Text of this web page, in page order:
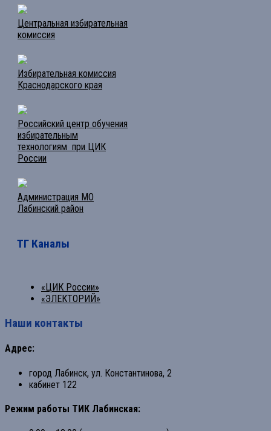
Центральная избирательная
комиссия
Избирательная комиссия
Краснодарского края
Российский центр обучения
избирательным
технологиям при ЦИК
России
Администрация МО
Лабинский район
ТГ Каналы
«ЦИК России»
«ЭЛЕКТОРИЙ»
Наши контакты
Адрес:
город Лабинск, ул. Константинова, 2
кабинет 122
Режим работы ТИК Лабинская: